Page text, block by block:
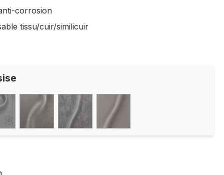
corrosion
tissu/cuir/similicuir